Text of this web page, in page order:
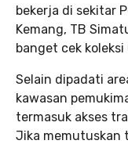
bekerja di sekitar
Kemang, TB
banget cek
Selain dipadati
kawasan
termasuk akses
Jika memutuskan